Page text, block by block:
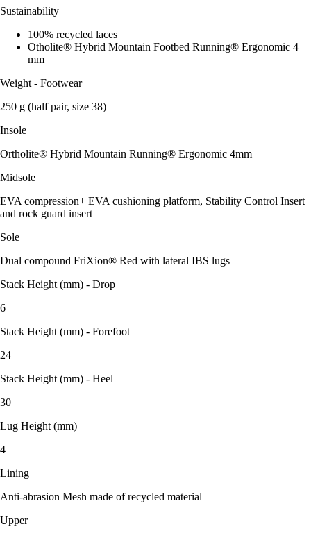
Sustainability
100% recycled laces
Otholite® Hybrid Mountain Footbed Running® Ergonomic 4
mm
Weight - Footwear
250 g (half pair, size 38)
Insole
Ortholite® Hybrid Mountain Running® Ergonomic 4mm
Midsole
EVA compression+ EVA cushioning platform, Stability Control Insert
and rock guard insert
Sole
Dual compound FriXion® Red with lateral IBS lugs
Stack Height (mm) - Drop
6
Stack Height (mm) - Forefoot
24
Stack Height (mm) - Heel
30
Lug Height (mm)
4
Lining
Anti-abrasion Mesh made of recycled material
Upper